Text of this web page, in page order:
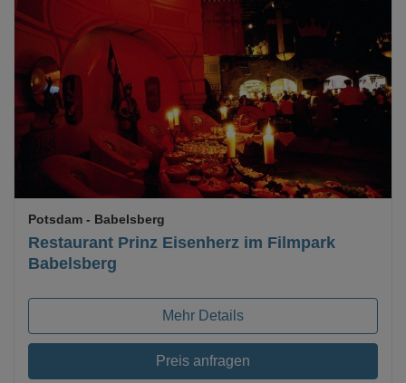
Loading...
Restaurant Prinz Eisenherz im Filmpark
Babelsberg
Potsdam - Babelsberg
Mehr Details
Preis anfragen